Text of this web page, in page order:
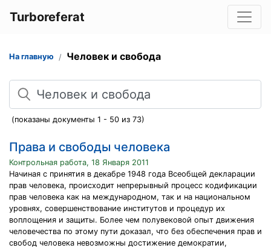
Turboreferat
На главную Человек и свобода
Поиск
(показаны документы 1 - 50 из 73)
Права и свободы человека
Контрольная работа, 18 Января 2011
Начиная с принятия в декабре 1948 года Всеобщей декларации
прав человека, происходит непрерывный процесс кодификации
прав человека как на международном, так и на национальном
уровнях, совершенствование институтов и процедур их
воплощения и защиты. Более чем полувековой опыт движения
человечества по этому пути доказал, что без обеспечения прав и
свобод человека невозможны достижение демократии,